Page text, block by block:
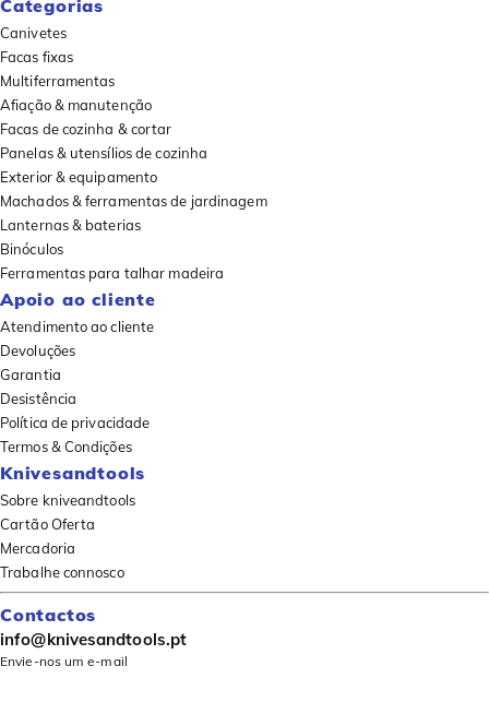
Categorias
Canivetes
Facas fixas
Multiferramentas
Afiação & manutenção
Facas de cozinha & cortar
Panelas & utensílios de cozinha
Exterior & equipamento
Machados & ferramentas de jardinagem
Lanternas & baterias
Binóculos
Ferramentas para talhar madeira
Apoio ao cliente
Atendimento ao cliente
Devoluções
Garantia
Desistência
Política de privacidade
Termos & Condições
Knivesandtools
Sobre kniveandtools
Cartão Oferta
Mercadoria
Trabalhe connosco
Contactos
info@knivesandtools.pt
Envie-nos um e-mail